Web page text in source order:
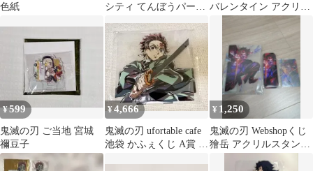
色紙
シティ てんぼうパーク
タンド
バレンタイン アクリル
スタンド 我妻善逸 竈門
¥599
鬼滅の刃 ご当地 宮城
禰豆子
¥4,666
鬼滅の刃 ufortable cafe
池袋 かふぇくじ A賞 竈
¥ 1,250
鬼滅の刃 Webshopくじ
獪岳 アクリルスタンド